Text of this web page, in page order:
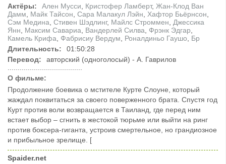
Актёры:
Ален Мусси Кристофер Ламберт, Жан-Клод Ван
Дамм
Майк Тайсон Сара Малакул Лэйн Хафтор Бьёрнсон
Сэм Медина Стивен Шэдлинг, Майлс Строммен
Джессика
Янн
Максим Савариа Вандерлей Силва Фрэнк Эдгар
Камель Крифа
Фабрисиу Вердум Роналдиньо Гаушо
Бр
Длительность:
01:50:28
Перевод:
авторский (одноголосый) - А. Гаврилов
О фильме:
Продолжение боевика о мстителе Курте Слоуне, который
жаждал поквитаться за своего поверженного брата. Спустя год
Курт против воли возвращается в Таиланд, где перед ним
встает выбор – сгнить в жестокой тюрьме или выйти на ринг
против боксера-гиганта, устроив смертельное, но грандиозное
и прибыльное зрелище. [
Spaider.net